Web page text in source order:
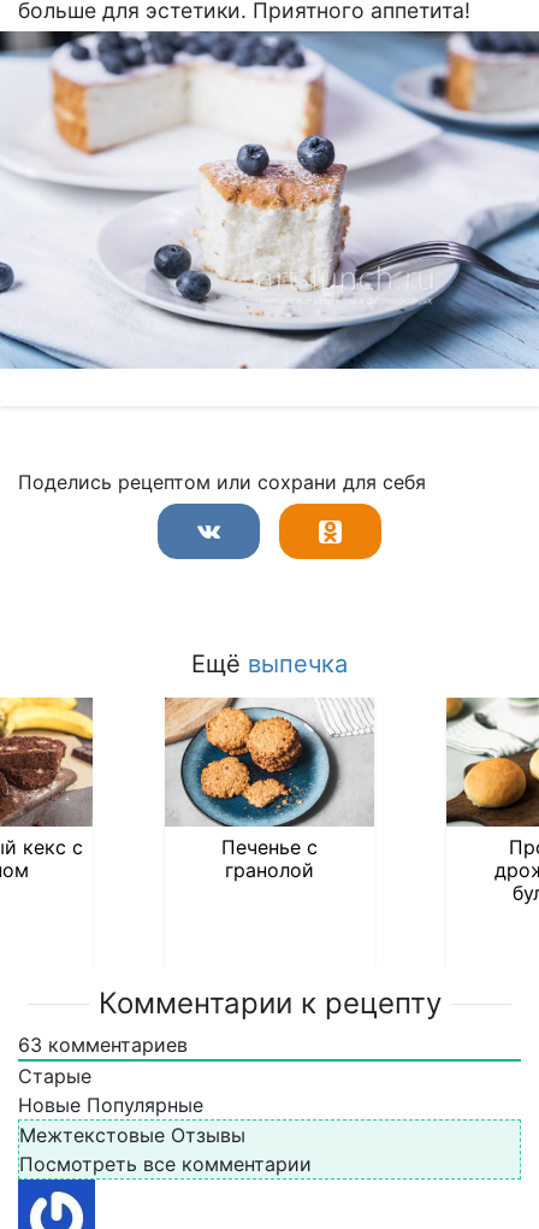
больше для эстетики. Приятного аппетита!
Поделись рецептом или сохрани для себя
Ещё выпечка
кекс с
Печенье с
гранолой
Комментарии к рецепту
63 комментариев
Старые
Новые Популярные
Межтекстовые Отзывы
Посмотреть все комментарии